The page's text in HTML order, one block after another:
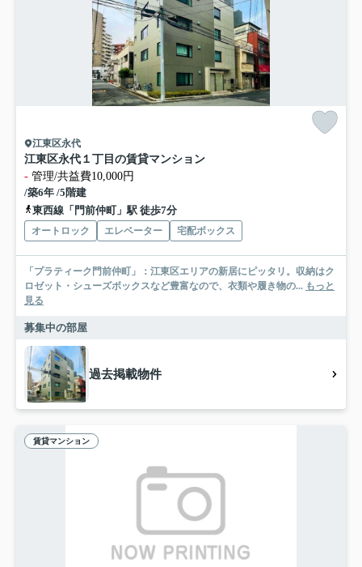
江東区永代
江東区永代１丁目の賃貸マンション
- 管理/共益費10,000円
/築6年 /5階建
東西線「門前仲町」駅 徒歩7分
オートロック エレベーター 宅配ボックス
「プラティーク門前仲町」：江東区エリアの新居にピッタリ。収納はク
ロゼット・シューズボックスなど豊富なので、衣類や履き物の... もっと
見る
募集中の部屋
過去掲載物件
賃貸マンション